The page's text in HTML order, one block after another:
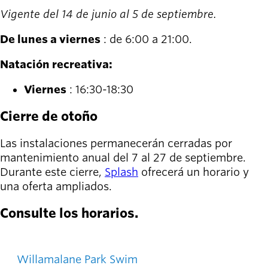
Vigente del 14 de junio al 5 de septiembre.
De lunes a viernes : de 6:00 a 21:00.
Natación recreativa:
Viernes : 16:30-18:30
Cierre de otoño
Las instalaciones permanecerán cerradas por
mantenimiento anual del 7 al 27 de septiembre.
Durante este cierre, Splash ofrecerá un horario y
una oferta ampliados.
Consulte los horarios.
Willamalane Park Swim